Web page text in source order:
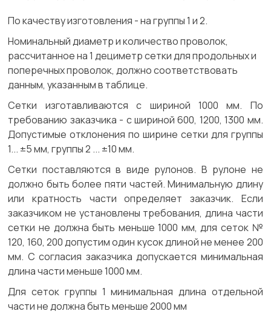
По качеству изготовления - на группы 1 и 2.
Номинальный диаметр и количество проволок,
рассчитанное на 1 дециметр сетки для продольных и
поперечных проволок, должно соответствовать
данным, указанным в таблице.
Сетки изготавливаются с шириной 1000 мм. По
требованию заказчика - с шириной 600, 1200, 1300 мм.
Допустимые отклонения по ширине сетки для группы
1... ±5 мм, группы 2 ... ±10 мм.
Сетки поставляются в виде рулонов. В рулоне не
должно быть более пяти частей. Минимальную длину
или кратность части определяет заказчик. Если
заказчиком не установлены требования, длина части
сетки не должна быть меньше 1000 мм, для сеток №
120, 160, 200 допустим один кусок длиной не менее 200
мм. С согласия заказчика допускается минимальная
длина части меньше 1000 мм.
Для сеток группы 1 минимальная длина отдельной
части не должна быть меньше 2000 мм